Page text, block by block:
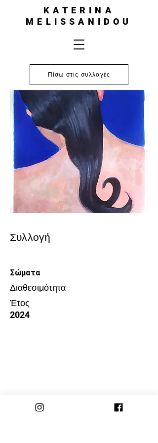
KATERINA
MELISSANIDOU
Πίσω στις συλλογές
Συλλογή
Σώματα
Διαθεσιμότητα
Έτος
2024